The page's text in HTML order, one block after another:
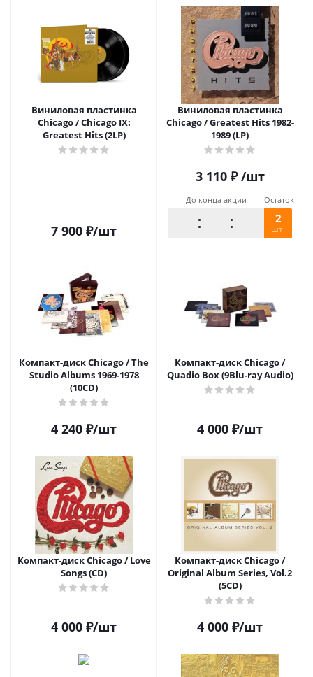
Виниловая пластинка
Chicago / Chicago IX:
Greatest Hits (2LP)
7 900 ₽/шт
Виниловая пластинка
Chicago / Greatest Hits 1982-
1989 (LP)
3 110₽ /шт
До конца акции Остаток
2
шт.
Компакт-диск Chicago / The
Studio Albums 1969-1978
(10CD)
4 240 ₽/шт
Компакт-диск Chicago /
Quadio Box (9Blu-ray Audio)
4 000 ₽/шт
Компакт-диск Chicago / Love
Songs (CD)
4 000 ₽/шт
Компакт-диск Chicago /
Original Album Series, Vol.2
(5CD)
4 000 ₽/шт